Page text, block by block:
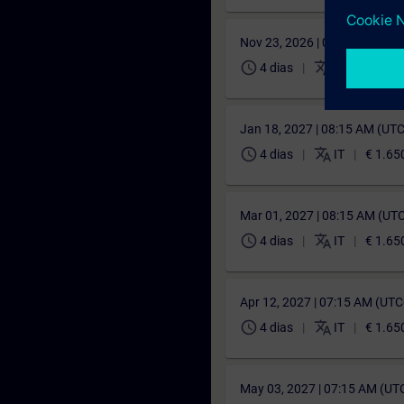
Nov 23, 2026 | 08:15 AM
schedule 4 dias translate €
Jan 18, 2027 | 08:15 AM
schedule 4 dias translate IT €
Mar 01, 2027 | 08:15 AM
schedule 4 dias translate IT €
Apr 12, 2027 | 07:15 AM
schedule 4 dias translate IT €
May 03, 2027 | 07:15 AM